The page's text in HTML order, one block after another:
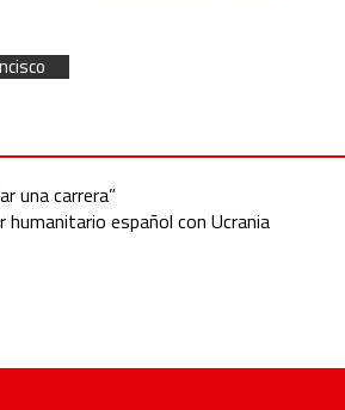
una carrera”
humanitario español con Ucrania